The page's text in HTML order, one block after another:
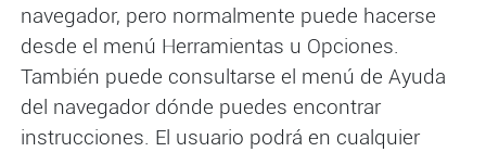
navegador, pero normalmente puede hacerse
desde el menú Herramientas u Opciones.
También puede consultarse el menú de Ayuda
del navegador dónde puedes encontrar
instrucciones. El usuario podrá en cualquier